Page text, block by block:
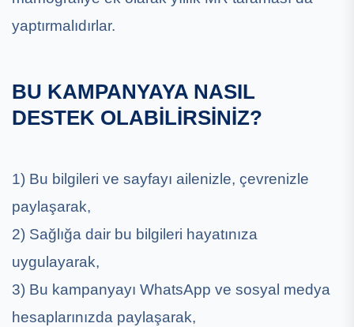
yaptırmalıdırlar.
BU KAMPANYAYA NASIL
DESTEK OLABİLİRSİNİZ?
1) Bu bilgileri ve sayfayı ailenizle, çevrenizle
paylaşarak,
2) Sağlığa dair bu bilgileri hayatınıza
uygulayarak,
3) Bu kampanyayı WhatsApp ve sosyal medya
hesaplarınızda paylaşarak,